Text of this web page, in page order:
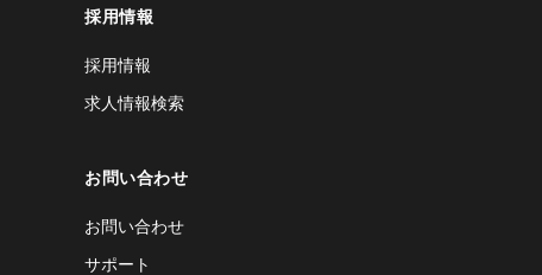
採用情報
採用情報
求人情報検索
お問い合わせ
お問い合わせ
サポート